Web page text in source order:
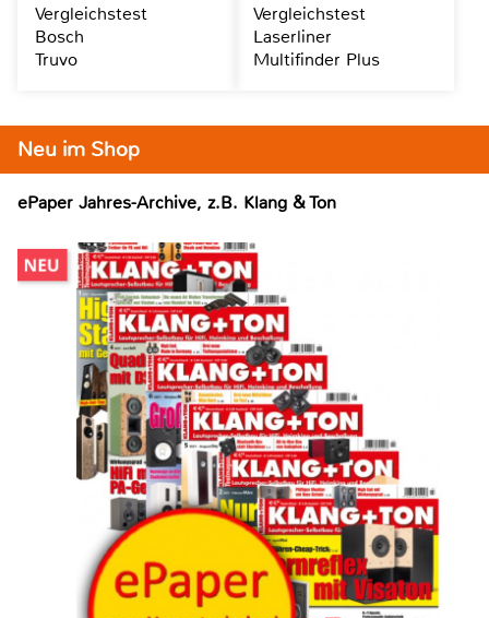
Neu im Shop
ePaper Jahres-Archive, z.B. Klang & Ton
Vergleichstest
Bosch
Truvo
Vergleichstest
Laserliner
Multifinder Plus